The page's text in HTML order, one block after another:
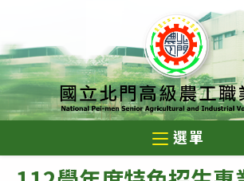
至
主
要
內
選單